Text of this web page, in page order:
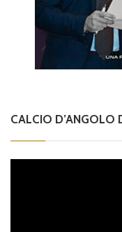
CALCIO D’ANGOLO